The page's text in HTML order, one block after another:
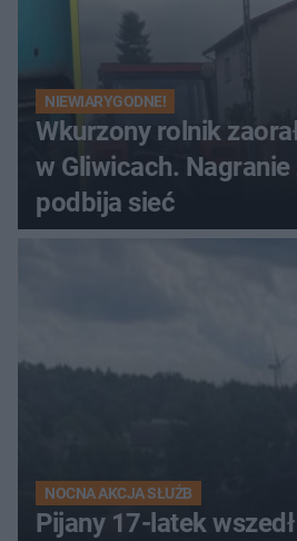
NIEWIARYGODNE!
Wkurzony rolnik
w Gliwicach.
podbija sieć
NOCNA AKCJA SŁUŻB
Pijany 17-latek